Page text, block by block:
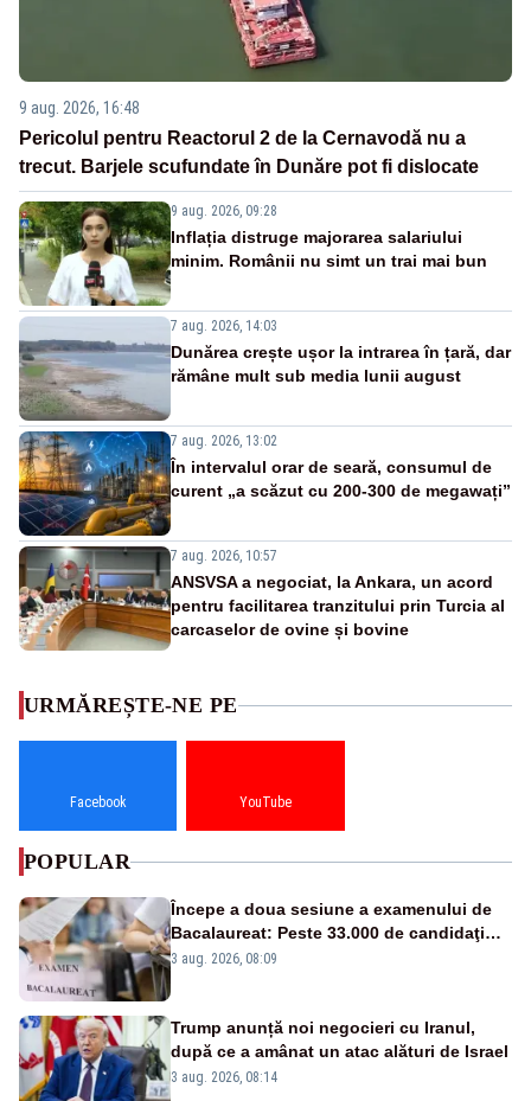
9 aug. 2026, 16:48
Pericolul pentru Reactorul 2 de la Cernavodă nu a
trecut. Barjele scufundate în Dunăre pot fi dislocate
9 aug. 2026, 09:28
Inflația distruge majorarea salariului
minim. Românii nu simt un trai mai bun
7 aug. 2026, 14:03
Dunărea crește ușor la intrarea în țară, dar
rămâne mult sub media lunii august
7 aug. 2026, 13:02
În intervalul orar de seară, consumul de
curent „a scăzut cu 200-300 de megawați”
7 aug. 2026, 10:57
ANSVSA a negociat, la Ankara, un acord
pentru facilitarea tranzitului prin Turcia al
carcaselor de ovine și bovine
URMĂREȘTE-NE PE
Facebook YouTube
POPULAR
Începe a doua sesiune a examenului de
Bacalaureat: Peste 33.000 de candidaţi
înscrişi
3 aug. 2026, 08:09
Trump anunță noi negocieri cu Iranul,
după ce a amânat un atac alături de Israel
3 aug. 2026, 08:14